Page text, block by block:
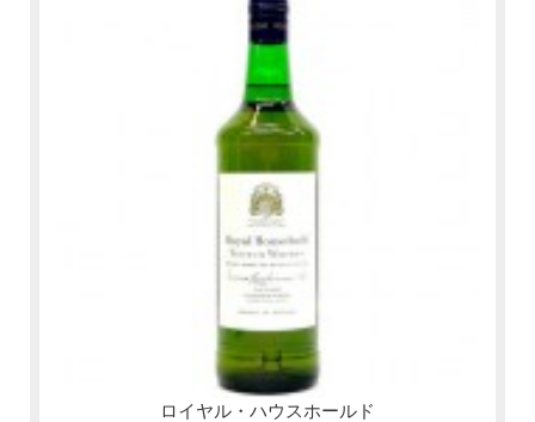
ロイヤル・ハウスホールド